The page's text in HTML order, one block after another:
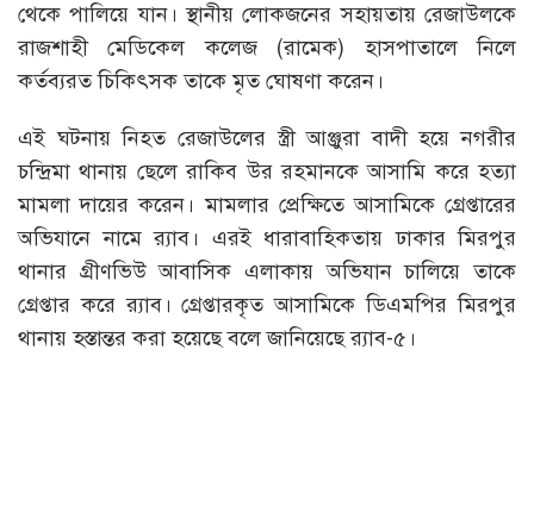
থেকে পালিয়ে যান। স্থানীয় লোকজনের সহায়তায় রেজাউলকে
রাজশাহী মেডিকেল কলেজ (রামেক) হাসপাতালে নিলে
কর্তব্যরত চিকিৎসক তাকে মৃত ঘোষণা করেন।
এই ঘটনায় নিহত রেজাউলের স্ত্রী আঞ্জুরা বাদী হয়ে নগরীর
চন্দ্রিমা থানায় ছেলে রাকিব উর রহমানকে আসামি করে হত্যা
মামলা দায়ের করেন। মামলার প্রেক্ষিতে আসামিকে গ্রেপ্তারের
অভিযানে নামে র‌্যাব। এরই ধারাবাহিকতায় ঢাকার মিরপুর
থানার গ্রীণভিউ আবাসিক এলাকায় অভিযান চালিয়ে তাকে
গ্রেপ্তার করে র‌্যাব। গ্রেপ্তারকৃত আসামিকে ডিএমপির মিরপুর
থানায় হস্তান্তর করা হয়েছে বলে জানিয়েছে র‌্যাব-৫।